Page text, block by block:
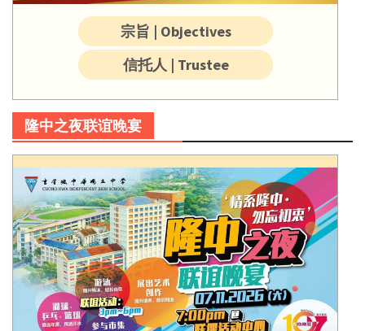
宗旨 | Objectives
信托人 | Trustee
隆中之夜联谊晚宴